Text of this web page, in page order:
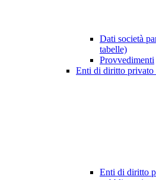
Dati società
tabelle)
Provvedimenti
Enti di diritto privato
Enti di diritto